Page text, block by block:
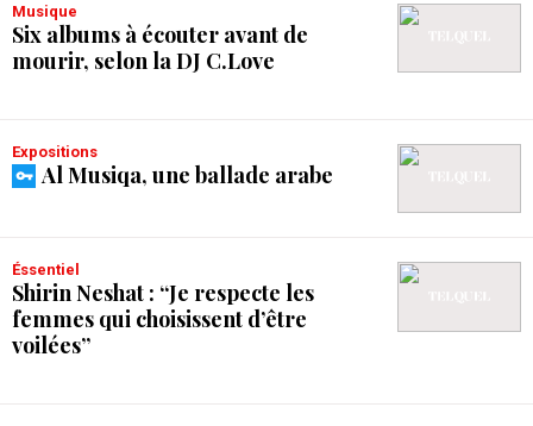
Musique
Six albums à écouter avant de
mourir, selon la DJ C.Love
Expositions
Al Musiqa, une ballade arabe
Éssentiel
Shirin Neshat : “Je respecte les
femmes qui choisissent d’être
voilées”